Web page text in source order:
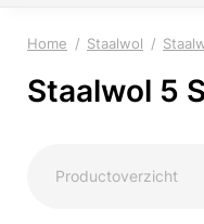
Home Staalwol
Staalwol 5
Productoverzicht